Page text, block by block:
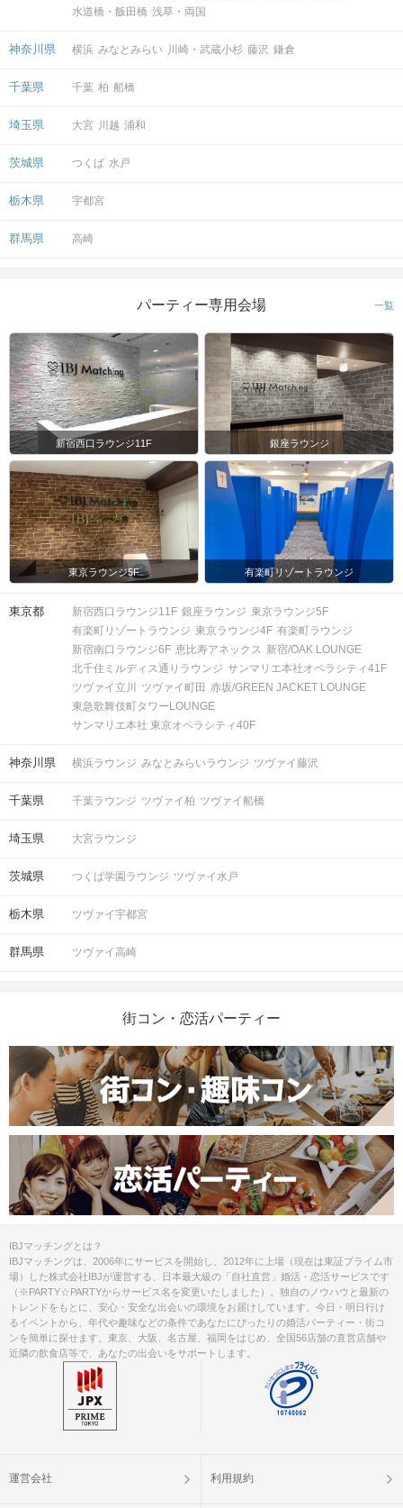
水道橋・飯田橋 浅草・両国
神奈川県 横浜 みなとみらい 川崎・武蔵小杉 藤沢 鎌倉
千葉県 千葉 柏 船橋
埼玉県 大宮 川越 浦和
茨城県 つくば 水戸
栃木県 宇都宮
群馬県 高崎
パーティー専用会場 一覧
新宿西口ラウンジ11F 銀座ラウンジ
東京ラウンジ5F 有楽町リゾートラウンジ
東京都 新宿西口ラウンジ11F 銀座ラウンジ 東京ラウンジ5F
有楽町リゾートラウンジ 東京ラウンジ4F 有楽町ラウンジ
新宿南口ラウンジ6F 恵比寿アネックス 新宿/OAK LOUNGE
北千住ミルディス通りラウンジ サンマリエ本社オペラシティ41F
ツヴァイ立川
ツヴァイ町田 赤坂/GREEN JACKET LOUNGE
東急歌舞伎町タワーLOUNGE
サンマリエ本社 東京オペラシティ40F
神奈川県 横浜ラウンジ みなとみらいラウンジ ツヴァイ藤沢
千葉県 千葉ラウンジ ツヴァイ柏 ツヴァイ船橋
埼玉県 大宮ラウンジ
茨城県 つくば学園ラウンジ ツヴァイ水戸
栃木県 ツヴァイ宇都宮
群馬県 ツヴァイ高崎
街コン・恋活パーティー
IBJマッチングとは？
IBJマッチングは、2006年にサービスを開始し、2012年に上場（現在は東証プライム市
場）した株式会社IBJが運営する、日本最大級の「自社直営」婚活・恋活サービスです
（※PARTY☆PARTYからサービス名を変更いたしました）。独自のノウハウと最新の
トレンドをもとに、安心・安全な出会いの環境をお届けしています。今日・明日行け
るイベントから、年代や趣味などの条件であなたにぴったりの婚活パーティー・街コ
ンを簡単に探せます。東京、大阪、名古屋、福岡をはじめ、全国56店舗の直営店舗や
近隣の飲食店等で、あなたの出会いをサポートします。
運営会社 利用規約